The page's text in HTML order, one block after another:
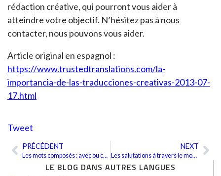
LE BLOG DANS AUTRES LANGUES
rédaction créative, qui pourront vous aider à
atteindre votre objectif. N’hésitez pas à nous
contacter, nous pouvons vous aider.
Article original en espagnol :
https://www.trustedtranslations.com/la-
importancia-de-las-traducciones-creativas-2013-07-
17.html
Tweet
Précédent
PRÉCÉDENT
Les mots composés : avec ou contre nous ?
NEXT
Les salutations à travers le monde